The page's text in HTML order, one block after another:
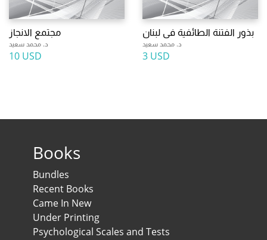
مجتمع الانجاز
د. محمد سعيد
10 USD
بذور الفتنة الطائفية فى لبنان
د. محمد سعيد
3 USD
Books
Bundles
Recent Books
Came In New
Under Printing
Psychological Scales and Tests